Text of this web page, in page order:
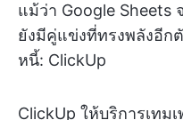
แม้ว่า Google Sheets
ยังมีคู่แข่งที่ทรงพลังอีก
หนี้: ClickUp
ClickUp ให้บริการเทม